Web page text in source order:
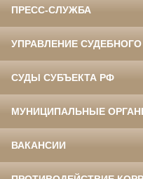
ПРЕСС-СЛУЖБА
УПРАВЛЕНИЕ
СУДЫ СУБЪЕКТА РФ
МУНИЦИПАЛЬНЫЕ
ВАКАНСИИ